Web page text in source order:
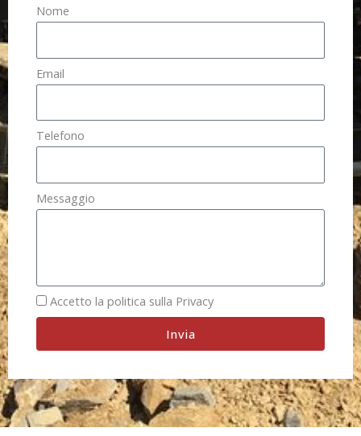
Nome
Email
Telefono
Messaggio
Accetto la politica sulla Privacy
Invia